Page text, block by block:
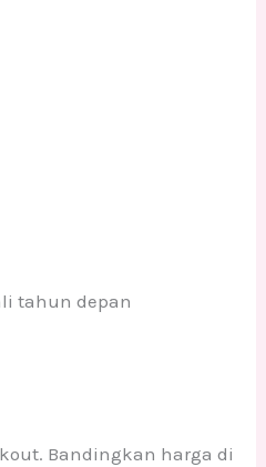
tahun depan
Bandingkan harga di